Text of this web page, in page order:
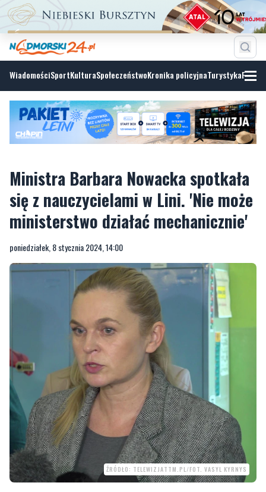
WiadomościSportKulturaSpołeczeństwoKronika policyjnaTurystyka
Ministra Barbara Nowacka spotkała
ministerstwo działać mechanicznie'
poniedziałek, 8 stycznia 2024, 14:00
ŹRÓDŁO: TELEWIZJATTM.PL/FOT. VASYL KYRNYS
Szkoła w Lini (powiat wejherowski) była pierwszym miejsce, które
odwiedziła ministra edukacji narodowej Barbara Nowacka w